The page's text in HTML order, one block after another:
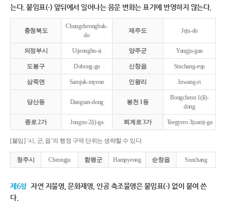
는다. 붙임표(-) 앞뒤에서 일어나는 음운 변화는 표기에 반영하지 않는다.
충청북도
Chungcheongbuk-
do
제주도 Jeju-do
의정부시 Uijeongbu-si 양주군 Yangju-gun
도봉구 Dobong-gu 신창읍 Sinchang-eup
삼죽면 Samjuk-myeon 인왕리 Inwang-ri
당산동 Dangsan-dong 봉천 1동
Bongcheon 1(il)-
dong
종로 2가 Jongno 2(i)-ga 퇴계로 3가 Toegyero 3(sam)-ga
[붙임] ‘시, 군, 읍’의 행정 구역 단위는 생략할 수 있다.
청주시 Cheongju 함평군 Hampyeong 순창읍 Sunchang
제6항 자연 지물명, 문화재명, 인공 축조물명은 붙임표(-) 없이 붙여 쓴
다.